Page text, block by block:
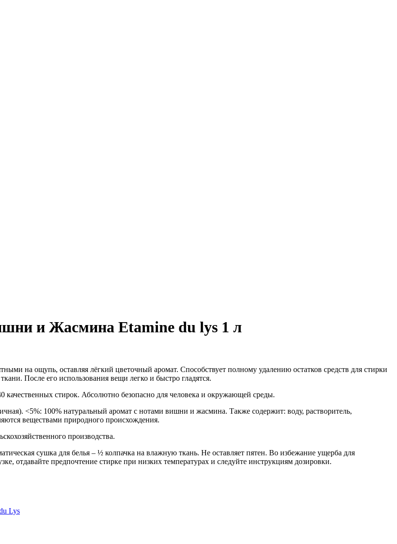
и Жасмина Etamine du lys 1 л
на ощупь, оставляя лёгкий цветочный аромат. Способствует полному удалению остатков средств для стирки
После его использования вещи легко и быстро гладятся.
качественных стирок. Абсолютно безопасно для человека и окружающей среды.
<5%: 100% натуральный аромат с нотами вишни и жасмина. Также содержит: воду, растворитель,
веществами природного происхождения.
производства.
сушка для белья – ½ колпачка на влажную ткань. Не оставляет пятен. Во избежание ущерба для
отдавайте предпочтение стирке при низких температурах и следуйте инструкциям дозировки.
Lys